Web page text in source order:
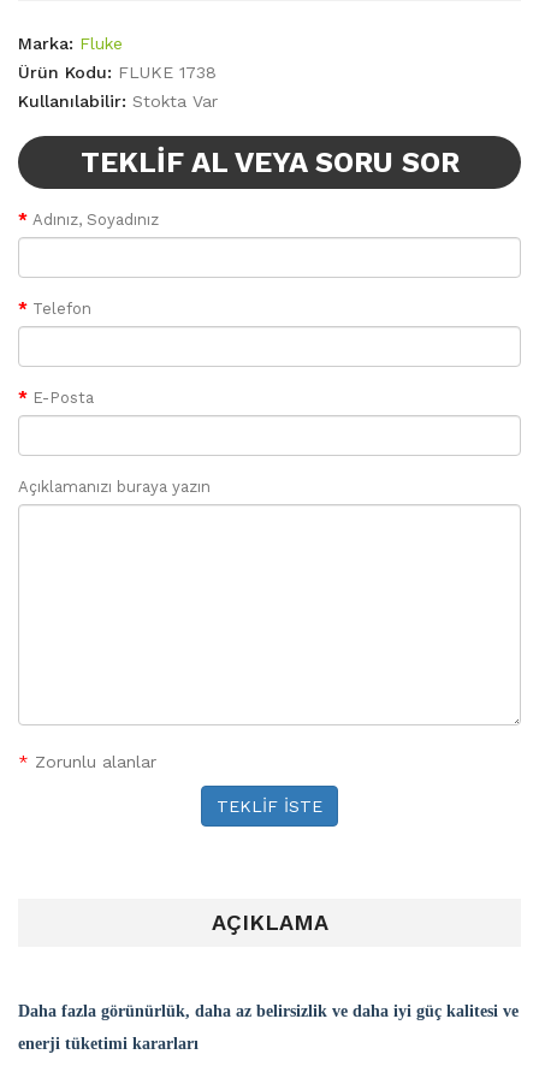
Marka: Fluke
Ürün Kodu: FLUKE 1738
Kullanılabilir: Stokta Var
TEKLIF AL VEYA SORU SOR
Adınız, Soyadınız
Telefon
E-Posta
Açıklamanızı buraya yazın
* Zorunlu alanlar
TEKLİF İSTE
AÇIKLAMA
Daha fazla görünürlük, daha az belirsizlik ve daha iyi güç kalitesi ve
enerji tüketimi kararları